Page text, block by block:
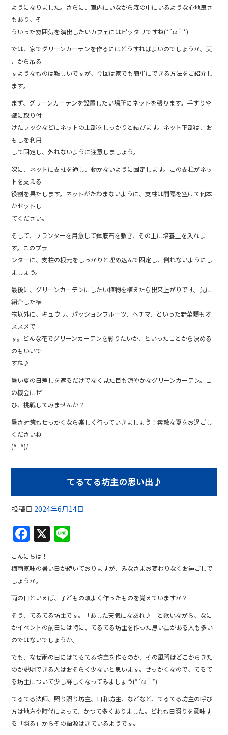
ようになりました。さらに、室内にいながら森の中にいるような心地良さ
もあり、そ
ういった雰囲気を演出したいカフェにはピッタリですね(*´ω｀*)
では、家でグリーンカーテンを作るにはどうすればよいのでしょうか。天
井から吊る
すようなものは難しいですが、今回は家でも簡単にできる方法をご紹介し
ます。
まず、グリーンカーテンを設置したい場所にネットを張ります。手すりや
壁に取り付
けたフックなどにネットの上部をしっかりと結びます。ネット下部は、お
もしを利用
して固定し、外れないように注意しましょう。
次に、ネットに支柱を通し、動かないように固定します。この支柱がネッ
トを支える
役割を果たします。ネットがたわまないように、支柱は間隔を空けて何本
かセットし
てください。
そして、プランターを用意して鉢底石を敷き、その上に培養土を入れま
す。このプラ
ンターに、支柱の根元をしっかりと埋め込んで固定し、倒れないようにし
ましょう。
最後に、グリーンカーテンにしたい植物を植えたら出来上がりです。先に
紹介した植
物以外に、キュウリ、パッションフルーツ、ヘチマ、といった野菜類もオ
ススメで
す。どんな花でグリーンカーテンを彩りたいか、といったことから決める
のもいいで
すね♪
暑い夏の日差しを遮るだけでなく見た目も涼やかなグリーンカーテン。こ
の機会にぜ
ひ、挑戦してみませんか？
暑さ対策もせっかくなら楽しく行っていきましょう！素敵な夏をお過ごし
くださいね
(^_^)/
てるてる坊主の思い出♪
投稿日 2024年6月14日
F
a
c
e
b
o
o
k
X
e
こんにちは！
梅雨気味の暑い日が続いておりますが、みなさまお変わりなくお過ごしで
しょうか。
雨の日といえば、子どもの頃よく作ったものを覚えていますか？
そう、てるてる坊主です。「あした天気になあれ♪」と歌いながら、なに
かイベントの前日には特に、てるてる坊主を作った思い出がある人も多い
のではないでしょうか。
でも、なぜ雨の日にはてるてる坊主を作るのか、その風習はどこからきた
のか説明できる人はおそらく少ないと思います。せっかくなので、てるて
る坊主について少し詳しくなってみましょう(*´ω｀*)
てるてる法師、照り照り坊主、日和坊主、などなど、てるてる坊主の呼び
方は地方や時代によって、かつて多くありました。どれも日照りを意味す
る「照る」からその語源はきているようです。